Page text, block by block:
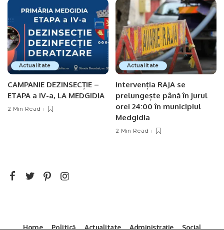
Actualitate
CAMPANIE DEZINSECȚIE –
ETAPA a IV-a, LA MEDGIDIA
2 Min Read
Actualitate
Intervenția RAJA se
prelungește până în jurul
orei 24:00 în municipiul
Medgidia
2 Min Read
Home Politică Actualitate Administrație Social